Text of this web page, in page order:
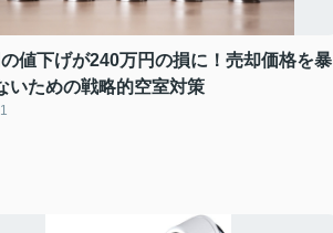
値下げが240万円の損に！売却価格を暴
いための戦略的空室対策